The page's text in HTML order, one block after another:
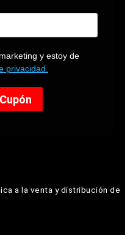
a la venta y distribución de